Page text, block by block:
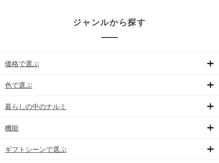
ジャンルから探す
価格で選ぶ
色で選ぶ
暮らしの中のナルミ
機能
ギフトシーンで選ぶ